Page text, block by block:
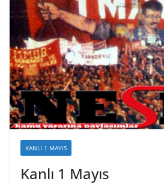
KANLI 1 MAYIS
Kanlı 1 Mayıs